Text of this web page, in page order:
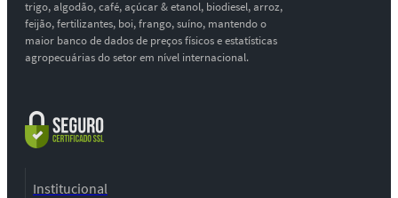
trigo, algodão, café, açúcar & etanol, biodiesel, arroz,
feijão, fertilizantes, boi, frango, suíno, mantendo o
maior banco de dados de preços físicos e estatísticas
agropecuárias do setor em nível internacional.
Institucional